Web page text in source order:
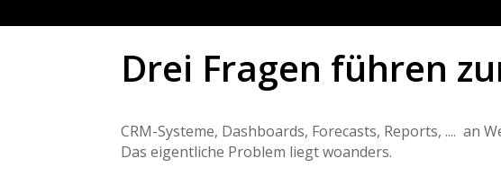
Drei Fragen führen
CRM-Systeme, Dashboards, Forecasts, Reports, .... an
Das eigentliche Problem liegt woanders.